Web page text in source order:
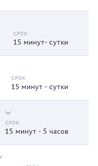
15 минут- сутки
15 минут - сутки
15 минут - 5 часов